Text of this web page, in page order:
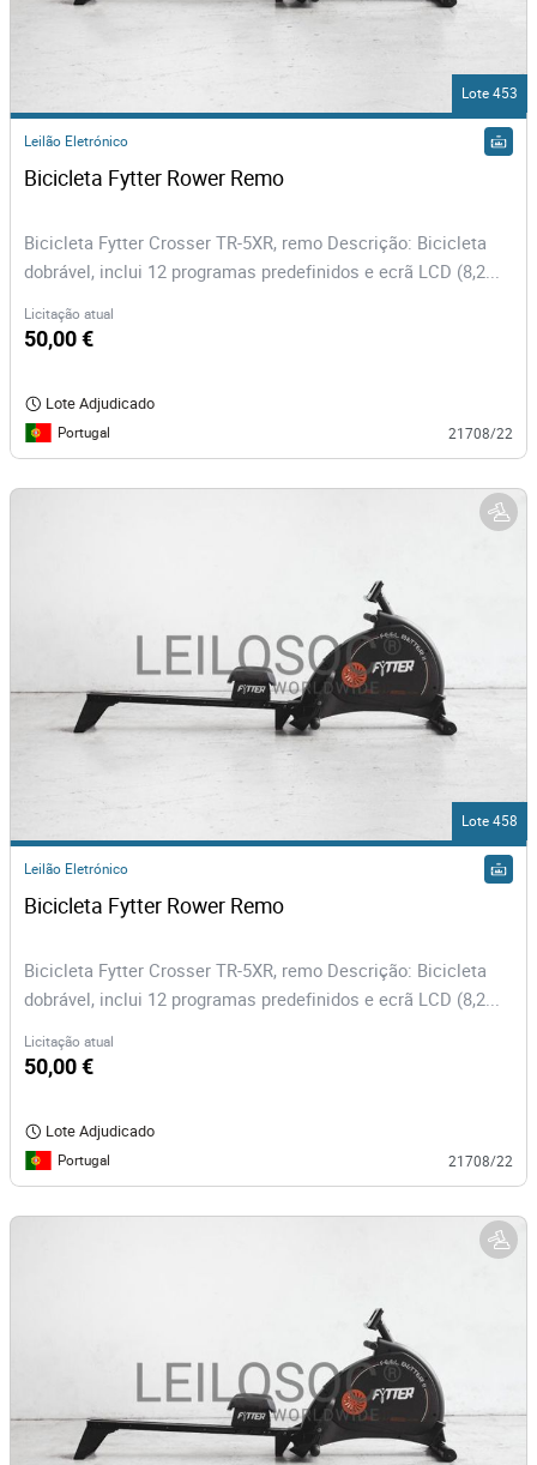
Lote 453
Leilão Eletrónico
Bicicleta Fytter Crosser TR-5XR, remo Descrição: Bicicleta
dobrável, inclui 12 programas predefinidos e ecrã LCD (8,2...
Licitação atual
50,00 €
Lote Adjudicado
Portugal 21708/22
Lote 458
Leilão Eletrónico
Bicicleta Fytter Crosser TR-5XR, remo Descrição: Bicicleta
dobrável, inclui 12 programas predefinidos e ecrã LCD (8,2...
Licitação atual
50,00 €
Lote Adjudicado
Portugal 21708/22